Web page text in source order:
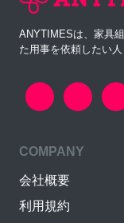
ANYTIMESは、家具
た用事を依頼したい
COMPANY
会社概要
利用規約